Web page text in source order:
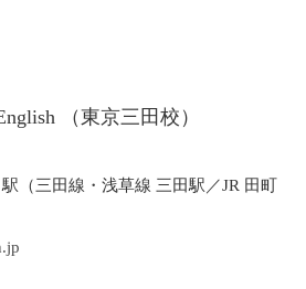
（東京三田校）
（三田線・浅草線 三田駅／JR 田町